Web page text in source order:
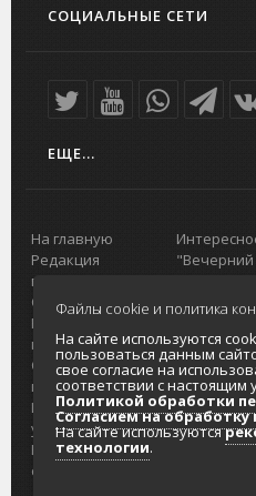
СОЦИАЛЬНЫЕ СЕТИ
ЕЩЕ...
На главную
Редакция
портала
О проекте
Реклама на
портале
Отзывы и
предложения
Интернет-
услуги
Разработка
сайтов
Реклама
Главный
Колымы
Политика
Согласие
данных
Файлы cookie и политика
На сайте используются
пользоваться данным
свое согласие на
соответствии с настоящим
Политикой обработки
Согласием на
На сайте используются
технологии.